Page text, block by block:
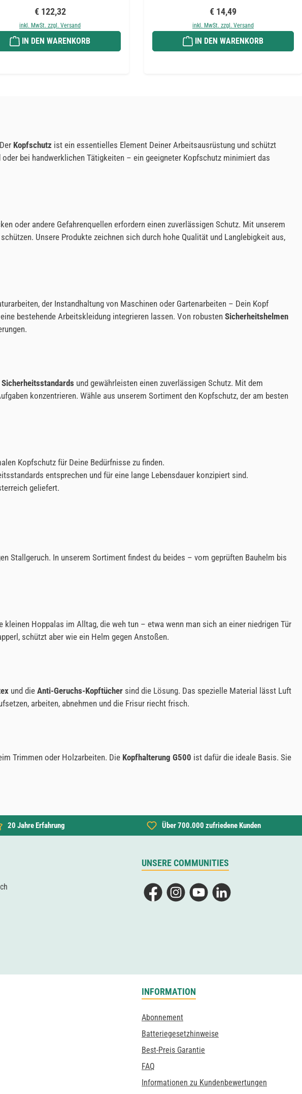
Regulärer Preis:
€ 122,32
inkl. MwSt. zzgl. Versand
IN DEN WARENKORB
Regulärer Preis:
€ 14,49
inkl. MwSt. zzgl. Versand
IN DEN WARENKORB
Kopfschutz ist ein essentielles Element Deiner Arbeitsausrüstung und schützt
bei handwerklichen Tätigkeiten – ein geeigneter Kopfschutz minimiert das
oder andere Gefahrenquellen erfordern einen zuverlässigen Schutz. Mit unserem
Unsere Produkte zeichnen sich durch hohe Qualität und Langlebigkeit aus,
der Instandhaltung von Maschinen oder Gartenarbeiten – Dein Kopf
bestehende Arbeitskleidung integrieren lassen. Von robusten Sicherheitshelmen
Sicherheitsstandards und gewährleisten einen zuverlässigen Schutz. Mit dem
konzentrieren. Wähle aus unserem Sortiment den Kopfschutz, der am besten
Kopfschutz für Deine Bedürfnisse zu finden.
entsprechen und für eine lange Lebensdauer konzipiert sind.
geliefert.
Stallgeruch. In unserem Sortiment findest du beides – vom geprüften Bauhelm bis
kleinen Hoppalas im Alltag, die weh tun – etwa wenn man sich an einer niedrigen Tür
schützt aber wie ein Helm gegen Anstoßen.
und die Anti-Geruchs-Kopftücher sind die Lösung. Das spezielle Material lässt Luft
arbeiten, abnehmen und die Frisur riecht frisch.
Trimmen oder Holzarbeiten. Die Kopfhalterung G500 ist dafür die ideale Basis. Sie
20 Jahre Erfahrung Über 700.000 zufriedene Kunden
UNSERE COMMUNITIES
FacebookInstagramYouTubeLinkedIn
INFORMATION
Abonnement
Batteriegesetzhinweise
Best-Preis Garantie
FAQ
Informationen zu Kundenbewertungen